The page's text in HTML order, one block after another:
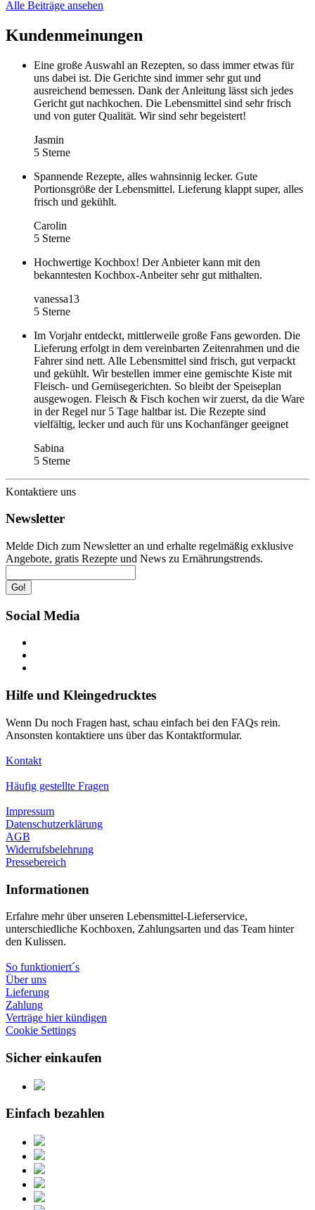
Alle Beiträge ansehen
Kundenmeinungen
Eine große Auswahl an Rezepten, so dass immer etwas für
uns dabei ist. Die Gerichte sind immer sehr gut und
ausreichend bemessen. Dank der Anleitung lässt sich jedes
Gericht gut nachkochen. Die Lebensmittel sind sehr frisch
und von guter Qualität. Wir sind sehr begeistert!
Jasmin
5 Sterne
Spannende Rezepte, alles wahnsinnig lecker. Gute
Portionsgröße der Lebensmittel. Lieferung klappt super, alles
frisch und gekühlt.
Carolin
5 Sterne
Hochwertige Kochbox! Der Anbieter kann mit den
bekanntesten Kochbox-Anbeiter sehr gut mithalten.
vanessa13
5 Sterne
Im Vorjahr entdeckt, mittlerweile große Fans geworden. Die
Lieferung erfolgt in dem vereinbarten Zeitenrahmen und die
Fahrer sind nett. Alle Lebensmittel sind frisch, gut verpackt
und gekühlt. Wir bestellen immer eine gemischte Kiste mit
Fleisch- und Gemüsegerichten. So bleibt der Speiseplan
ausgewogen. Fleisch & Fisch kochen wir zuerst, da die Ware
in der Regel nur 5 Tage haltbar ist. Die Rezepte sind
vielfältig, lecker und auch für uns Kochanfänger geeignet
Sabina
5 Sterne
Kontaktiere uns
Newsletter
Melde Dich zum Newsletter an und erhalte regelmäßig exklusive
Angebote, gratis Rezepte und News zu Ernährungstrends.
Go!
Social Media
Hilfe und Kleingedrucktes
Wenn Du noch Fragen hast, schau einfach bei den FAQs rein.
Ansonsten kontaktiere uns über das Kontaktformular.
Kontakt
Häufig gestellte Fragen
Impressum
Datenschutzerklärung
AGB
Widerrufsbelehrung
Pressebereich
Informationen
Erfahre mehr über unseren Lebensmittel-Lieferservice,
unterschiedliche Kochboxen, Zahlungsarten und das Team hinter
den Kulissen.
So funktioniert´s
Über uns
Lieferung
Zahlung
Verträge hier kündigen
Cookie Settings
Sicher einkaufen
Einfach bezahlen